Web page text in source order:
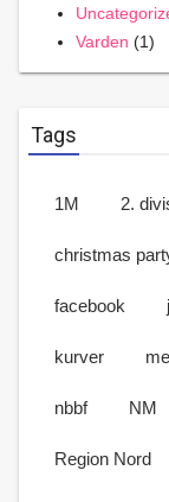
Varden (1)
Tags
1M 2.
christmas
facebook
kurver
nbbf NM
Region Nord